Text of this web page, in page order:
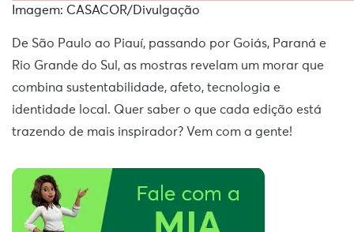
Imagem: CASACOR/Divulgação
De São Paulo ao Piauí, passando por Goiás, Paraná e
Rio Grande do Sul, as mostras revelam um morar que
combina sustentabilidade, afeto, tecnologia e
identidade local. Quer saber o que cada edição está
trazendo de mais inspirador? Vem com a gente!